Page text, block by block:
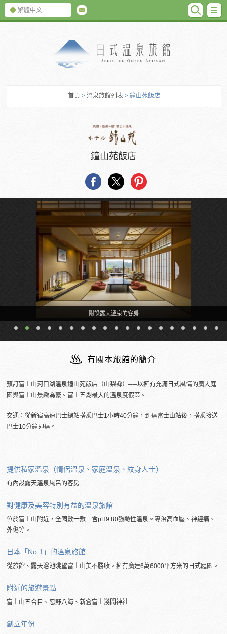
繁體中文
首頁 > 溫泉旅館列表 > 鐘山苑飯店
鐘山苑飯店
附設露天溫泉的客房
有關本旅館的簡介
預訂富士山河口湖溫泉鐘山苑飯店（山梨縣）──以擁有充滿日式風情的廣大庭
園與富士山景緻為豪。富士五湖最大的溫泉度假區。
交通：從新宿高速巴士總站搭乘巴士1小時40分鐘，到達富士山站後，搭乘接送
巴士10分鐘即達。
提供私家溫泉（情侶溫泉、家庭溫泉、紋身人士）
有內設露天溫泉風呂的客房
對健康及美容特別有益的溫泉旅館
位於富士山附近，全國數一數二含pH9.80強鹼性溫泉。專治高血壓、神經痛、
外傷等。
日本「No.1」的溫泉旅館
從旅館、露天浴池眺望富士山美不勝收。擁有廣達6萬6000平方米的日式庭園。
附近的旅遊景點
富士山五合目、忍野八海、新倉富士淺間神社
創立年份